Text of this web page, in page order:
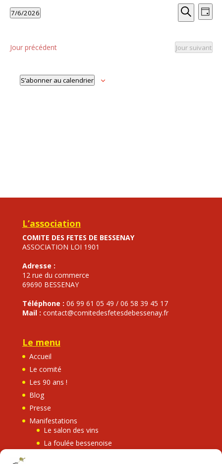
6,
et
de
Recherche
de
Jour
7/6/2026
date.
Jour précédent Jour suivant
S’abonner au calendrier
L’association
COMITE DES FETES DE BESSENAY
ASSOCIATION LOI 1901
Adresse :
12 rue du commerce
69690 BESSENAY
Téléphone : 06 99 61 05 49 / 06 58 39 45 17
Mail : contact@comitedesfetesdebessenay.fr
Le menu
Accueil
Le comité
Les 90 ans !
Blog
Presse
Manifestations
Le salon des vins
La foulée bessenoise